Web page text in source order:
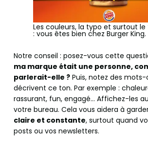
Les couleurs, la typo et surtout
: vous êtes bien chez Burger King.
Notre conseil : posez-vous cette
ma marque était une personne,
parlerait-elle ? Puis, notez des mots-
décrivent ce ton. Par exemple :
rassurant, fun, engagé… Affichez-les
votre bureau. Cela vous aidera à
claire et constante, surtout quand
posts ou vos newsletters.